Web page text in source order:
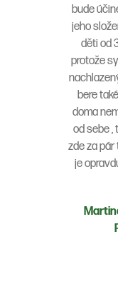
bude
jeho
děti od
protože
bere
doma
od sebe ,
zde za pár
je